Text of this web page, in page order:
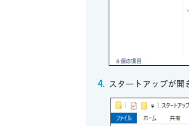
スタートアップが開